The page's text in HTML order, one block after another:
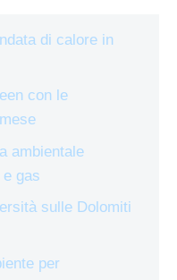
di calore in
con le
ambientale
gas
sulle Dolomiti
per